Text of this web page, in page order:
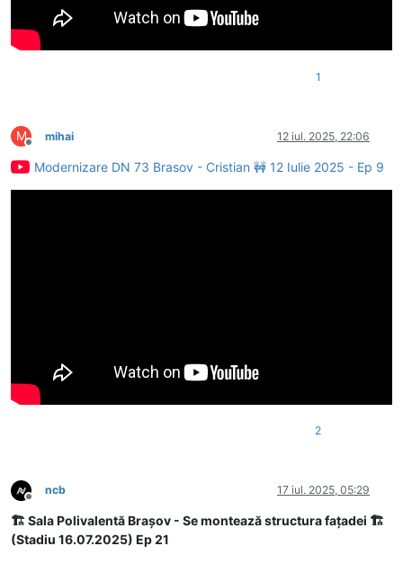
1
M
Deconectat
mihai 12 iul. 2025, 22:06
Modernizare DN 73 Brasov - Cristian 🚧 12 Iulie 2025 - Ep 9
2
Deconectat
ncb 17 iul. 2025, 05:29
🏗 Sala Polivalentă Brașov - Se montează structura fațadei 🏗
(Stadiu 16.07.2025) Ep 21